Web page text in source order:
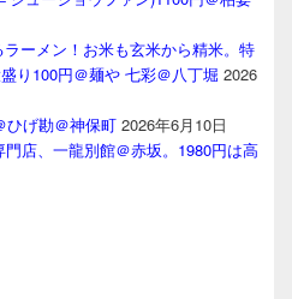
ーメン！お米も玄米から精米。特
り100円＠麺や 七彩＠八丁堀 2026
ひげ勘＠神保町 2026年6月10日
店、一龍別館＠赤坂。1980円は高